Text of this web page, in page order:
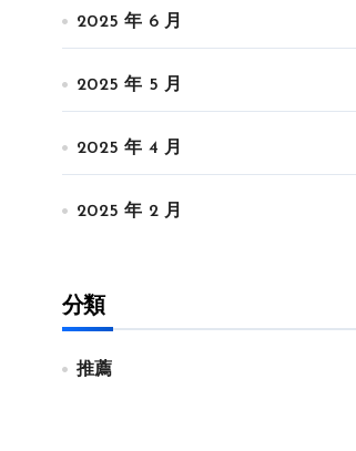
2025 年 6 月
2025 年 5 月
2025 年 4 月
2025 年 2 月
分類
推薦